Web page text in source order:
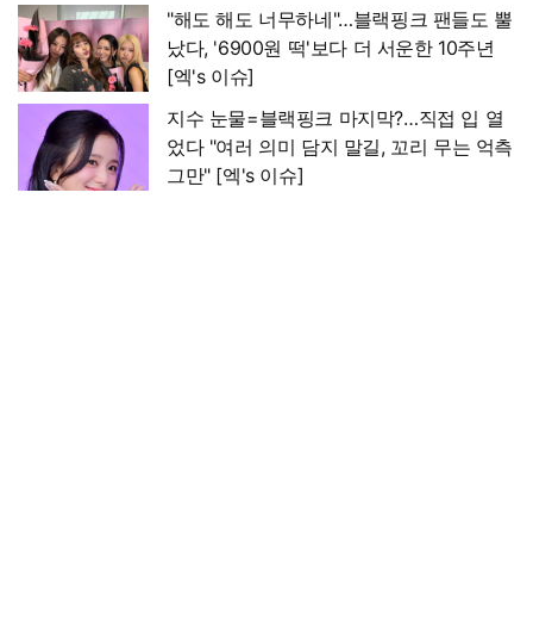
"해도 해도 너무하네"…블랙핑크 팬들도 뿔
났다, '6900원 떡'보다 더 서운한 10주년
[엑's 이슈]
지수 눈물=블랙핑크 마지막?…직접 입 열
었다 "여러 의미 담지 말길, 꼬리 무는 억측
그만" [엑's 이슈]